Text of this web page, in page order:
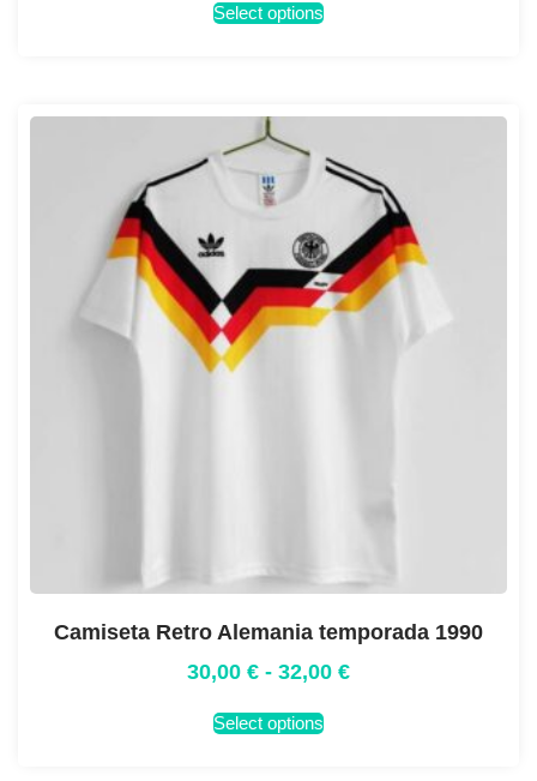
Select options
Camiseta Retro Alemania temporada 1990
30,00 € - 32,00 €
Select options